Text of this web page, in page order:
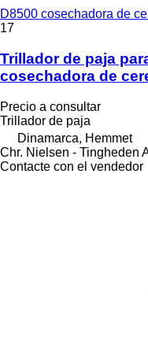
D8500 cosechadora de
17
Trillador de paja
cosechadora de
Precio a consultar
Trillador de paja
Dinamarca, Hemmet
Chr. Nielsen - Tingheden
Contacte con el vendedor